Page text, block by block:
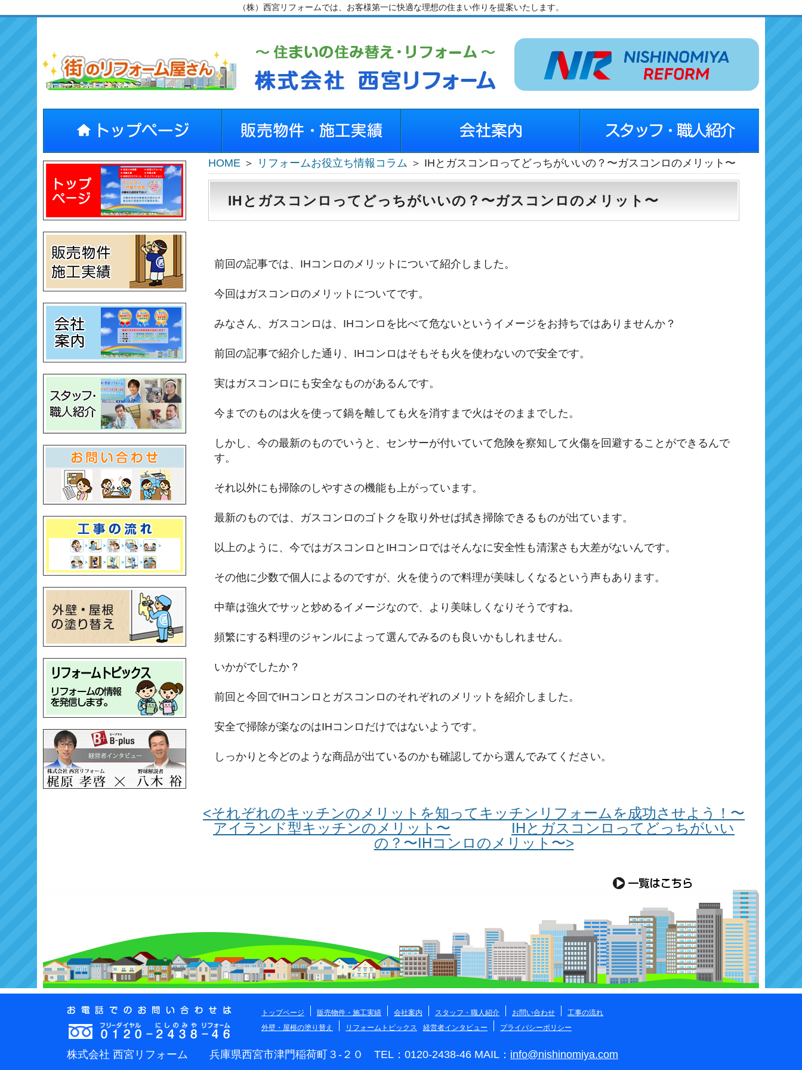
（株）西宮リフォームでは、お客様第一に快適な理想の住まい作りを提案いたします。
HOME ＞ リフォームお役立ち情報コラム ＞ IHとガスコンロってどっちがいいの？〜ガスコンロのメリット〜
IHとガスコンロってどっちがいいの？〜ガスコンロのメリット〜
前回の記事では、IHコンロのメリットについて紹介しました。
今回はガスコンロのメリットについてです。
みなさん、ガスコンロは、IHコンロを比べて危ないというイメージをお持ちではありませんか？
前回の記事で紹介した通り、IHコンロはそもそも火を使わないので安全です。
実はガスコンロにも安全なものがあるんです。
今までのものは火を使って鍋を離しても火を消すまで火はそのままでした。
しかし、今の最新のものでいうと、センサーが付いていて危険を察知して火傷を回避することができるんで
す。
それ以外にも掃除のしやすさの機能も上がっています。
最新のものでは、ガスコンロのゴトクを取り外せば拭き掃除できるものが出ています。
以上のように、今ではガスコンロとIHコンロではそんなに安全性も清潔さも大差がないんです。
その他に少数で個人によるのですが、火を使うので料理が美味しくなるという声もあります。
中華は強火でサッと炒めるイメージなので、より美味しくなりそうですね。
頻繁にする料理のジャンルによって選んでみるのも良いかもしれません。
いかがでしたか？
前回と今回でIHコンロとガスコンロのそれぞれのメリットを紹介しました。
安全で掃除が楽なのはIHコンロだけではないようです。
しっかりと今どのような商品が出ているのかも確認してから選んでみてください。
<それぞれのキッチンのメリットを知ってキッチンリフォームを成功させよう！〜
アイランド型キッチンのメリット〜
IHとガスコンロってどっちがいい
の？〜IHコンロのメリット〜>
トップページ 販売物件・施工実績 会社案内 スタッフ・職人紹介 お問い合わせ
工事の流れ
外壁・屋根の塗り替え
リフォームトピックス 経営者インタビュー プライバシーポリシー
株式会社 西宮リフォーム 兵庫県西宮市津門稲荷町３-２０ TEL：0120-2438-46 MAIL： info@nishinomiya.com